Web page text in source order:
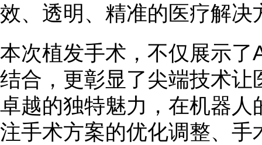
效、透明、精准的医疗解决
本次植发手术，不仅展示
结合，更彰显了尖端技术
卓越的独特魅力，在机器
注手术方案的优化调整、